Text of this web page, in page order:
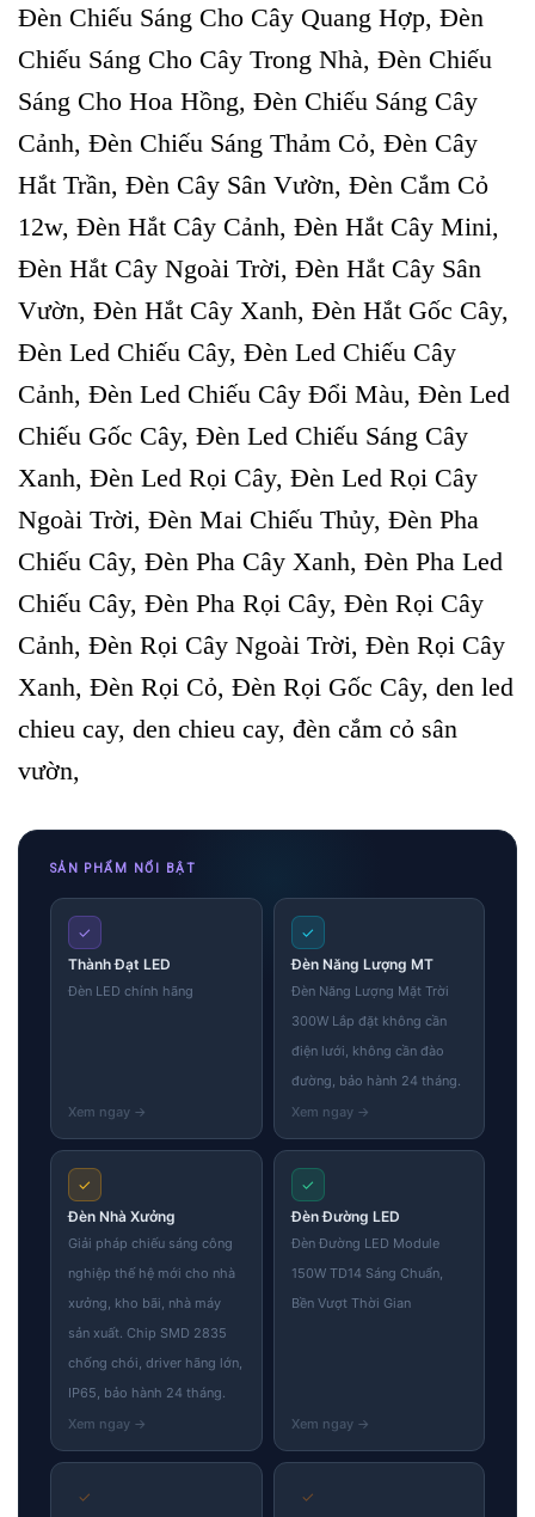
Đèn Chiếu Sáng Cho Cây Quang Hợp, Đèn
Chiếu Sáng Cho Cây Trong Nhà, Đèn Chiếu
Sáng Cho Hoa Hồng, Đèn Chiếu Sáng Cây
Cảnh, Đèn Chiếu Sáng Thảm Cỏ, Đèn Cây
Hắt Trần, Đèn Cây Sân Vườn, Đèn Cắm Cỏ
12w, Đèn Hắt Cây Cảnh, Đèn Hắt Cây Mini,
Đèn Hắt Cây Ngoài Trời, Đèn Hắt Cây Sân
Vườn, Đèn Hắt Cây Xanh, Đèn Hắt Gốc Cây,
Đèn Led Chiếu Cây, Đèn Led Chiếu Cây
Cảnh, Đèn Led Chiếu Cây Đổi Màu, Đèn Led
Chiếu Gốc Cây, Đèn Led Chiếu Sáng Cây
Xanh, Đèn Led Rọi Cây, Đèn Led Rọi Cây
Ngoài Trời, Đèn Mai Chiếu Thủy, Đèn Pha
Chiếu Cây, Đèn Pha Cây Xanh, Đèn Pha Led
Chiếu Cây, Đèn Pha Rọi Cây, Đèn Rọi Cây
Cảnh, Đèn Rọi Cây Ngoài Trời, Đèn Rọi Cây
Xanh, Đèn Rọi Cỏ, Đèn Rọi Gốc Cây, den led
chieu cay, den chieu cay, đèn cắm cỏ sân
vườn,
SẢN PHẨM NỔI BẬT
✓
Thành Đạt LED
Đèn LED chính hãng
✓
Đèn Năng Lượng MT
Đèn Năng Lượng Mặt Trời
300W Lắp đặt không cần
điện lưới, không cần đào
đường, bảo hành 24 tháng.
✓
Đèn Nhà Xưởng
Giải pháp chiếu sáng công
nghiệp thế hệ mới cho nhà
xưởng, kho bãi, nhà máy
sản xuất. Chip SMD 2835
chống chói, driver hãng lớn,
IP65, bảo hành 24 tháng.
✓
Đèn Đường LED
Đèn Đường LED Module
150W TD14 Sáng Chuẩn,
Bền Vượt Thời Gian
✓ ✓